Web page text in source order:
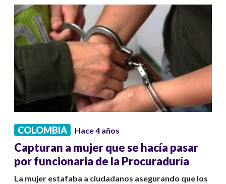
COLOMBIA Hace 4 años
Capturan a mujer que se hacía pasar
por funcionaria de la Procuraduría
La mujer estafaba a ciudadanos asegurando que los